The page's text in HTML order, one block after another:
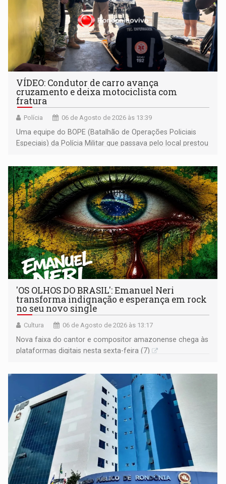
VÍDEO: Condutor de carro avança
cruzamento e deixa motociclista com
fratura
Polícia 06 de Agosto de 2026 às 13:39
Uma equipe do BOPE (Batalhão de Operações Policiais
Especiais) da Polícia Militar que passava pelo local prestou
'OS OLHOS DO BRASIL': Emanuel Neri
transforma indignação e esperança em rock
no seu novo single
Cultura 06 de Agosto de 2026 às 13:17
Nova faixa do cantor e compositor amazonense chega às
plataformas digitais nesta sexta-feira (7)